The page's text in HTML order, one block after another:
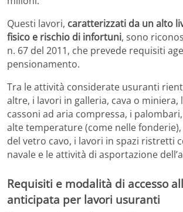
Questi lavori, caratterizzati da un alto
fisico e rischio di infortuni, sono
n. 67 del 2011, che prevede requisiti
pensionamento.
Tra le attività considerate usuranti
altre, i lavori in galleria, cava o miniera,
cassoni ad aria compressa, i
alte temperature (come nelle
del vetro cavo, i lavori in spazi ristretti
navale e le attività di asportazione
Requisiti e modalità di accesso
anticipata per lavori usuranti